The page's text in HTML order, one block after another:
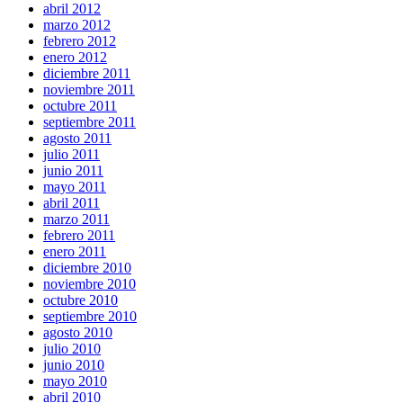
abril 2012
marzo 2012
febrero 2012
enero 2012
diciembre 2011
noviembre 2011
octubre 2011
septiembre 2011
agosto 2011
julio 2011
junio 2011
mayo 2011
abril 2011
marzo 2011
febrero 2011
enero 2011
diciembre 2010
noviembre 2010
octubre 2010
septiembre 2010
agosto 2010
julio 2010
junio 2010
mayo 2010
abril 2010